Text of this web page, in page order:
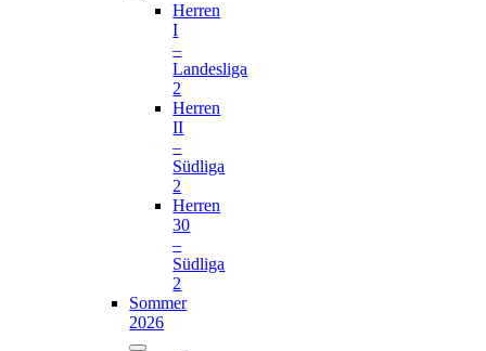
Herren
I
–
Landesliga
2
Herren
II
–
Südliga
2
Herren
30
–
Südliga
2
Sommer
2026